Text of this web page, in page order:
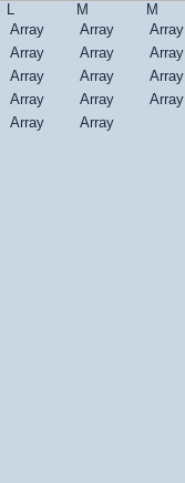
L
M M
Array
Array Array
Array
Array Array
Array
Array Array
Array
Array Array
Array
Array